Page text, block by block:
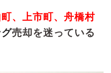
町、上市町、舟橋村
売却を迷っている